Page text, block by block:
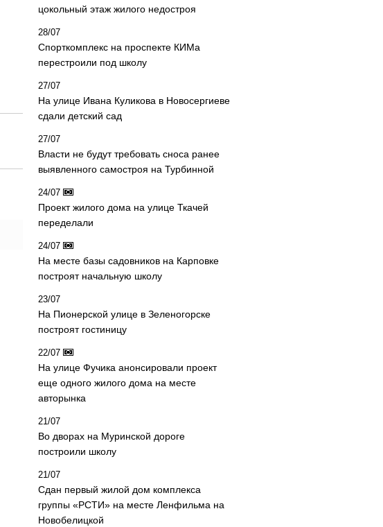
цокольный этаж жилого недостроя
28/07
Спорткомплекс на проспекте КИМа
перестроили под школу
27/07
На улице Ивана Куликова в Новосергиеве
сдали детский сад
27/07
Власти не будут требовать сноса ранее
выявленного самостроя на Турбинной
24/07
Проект жилого дома на улице Ткачей
переделали
24/07
На месте базы садовников на Карповке
построят начальную школу
23/07
На Пионерской улице в Зеленогорске
построят гостиницу
22/07
На улице Фучика анонсировали проект
еще одного жилого дома на месте
авторынка
21/07
Во дворах на Муринской дороге
построили школу
21/07
Сдан первый жилой дом комплекса
группы «РСТИ» на месте Ленфильма на
Новобелицкой